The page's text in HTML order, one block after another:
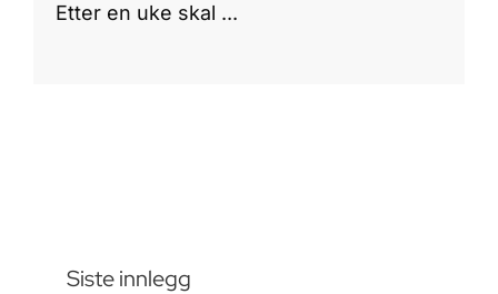
Etter en uke skal ...
Siste innlegg